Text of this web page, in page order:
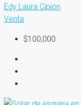
Edy Laura Cipion
Venta
$100,000